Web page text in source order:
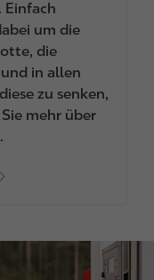
Einfach
um die
die
in allen
zu senken,
mehr über